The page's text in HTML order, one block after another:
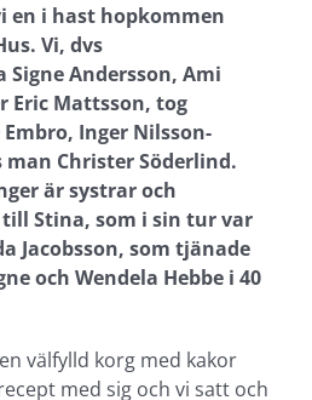
en i hast hopkommen
Vi, dvs
Andersson, Ami
Eric Mattsson, tog
Inger Nilsson-
man Christer Söderlind.
är systrar och
Stina, som i sin tur var
Jacobsson, som tjänade
och Wendela Hebbe i 40
välfylld korg med kakor
med sig och vi satt och